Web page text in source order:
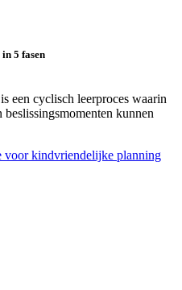
5 fasen
een cyclisch leerproces waarin
kunnen
voor kindvriendelijke planning